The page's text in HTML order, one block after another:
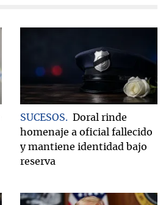
SUCESOS
Doral rinde
homenaje a oficial fallecido
y mantiene identidad bajo
reserva